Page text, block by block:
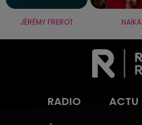
JÉRÉMY FREROT NAÏKA
RADIO ACTU